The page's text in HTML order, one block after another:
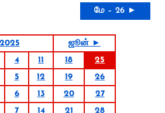
மே – 26 ►
ஜூன் ►
4 11 18
25
5 12 19
26
6 13 20
27
7 14 21
28